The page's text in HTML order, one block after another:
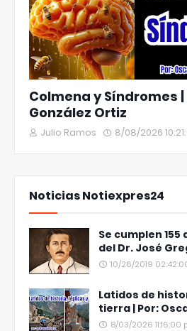
Colmena y Síndromes
González Ortiz
Julio Ramos 8/08/2026
Noticias Notiexpres24
Se cumplen
del Dr. José
10/26/2019
Latidos de
tierra | Por:
8/03/2026 11:16:00